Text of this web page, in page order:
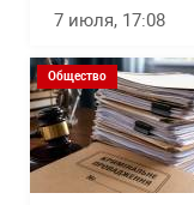
7 июля, 17:08
Общество